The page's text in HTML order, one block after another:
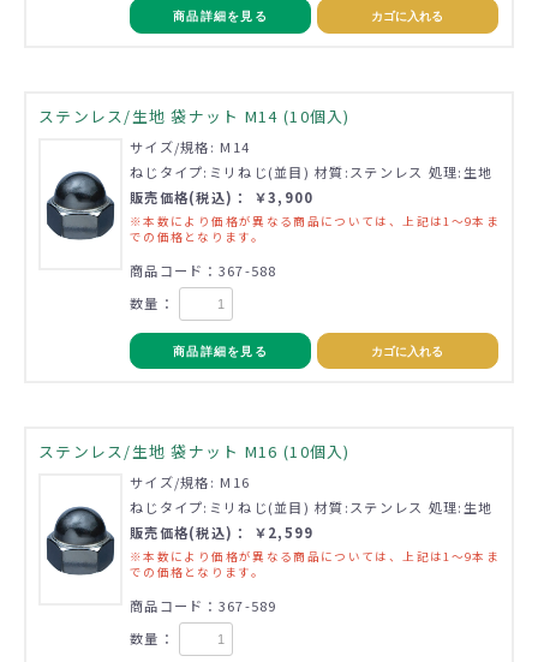
商品詳細を見る カゴに入れる
ステンレス/生地 袋ナット M14 (10個入)
サイズ/規格: M14
ねじタイプ:ミリねじ(並目) 材質:ステンレス 処理:生地
販売価格(税込)： ￥3,900
※本数により価格が異なる商品については、上記は1～9本ま
での価格となります。
商品コード：367-588
数量：
商品詳細を見る カゴに入れる
ステンレス/生地 袋ナット M16 (10個入)
サイズ/規格: M16
ねじタイプ:ミリねじ(並目) 材質:ステンレス 処理:生地
販売価格(税込)： ￥2,599
※本数により価格が異なる商品については、上記は1～9本ま
での価格となります。
商品コード：367-589
数量：